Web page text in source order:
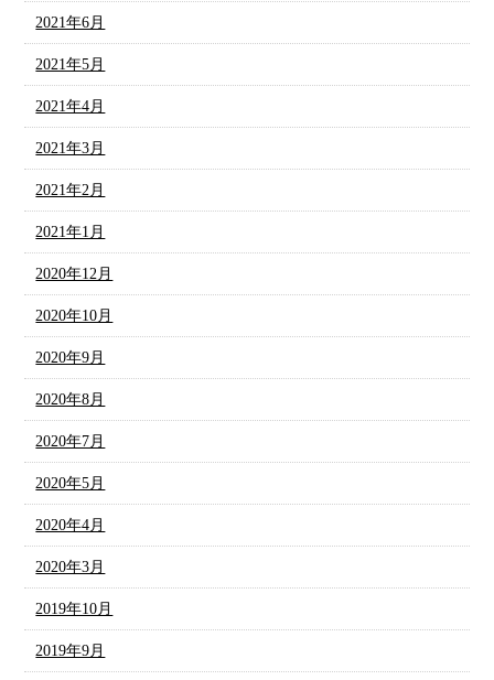
2021年6月
2021年5月
2021年4月
2021年3月
2021年2月
2021年1月
2020年12月
2020年10月
2020年9月
2020年8月
2020年7月
2020年5月
2020年4月
2020年3月
2019年10月
2019年9月